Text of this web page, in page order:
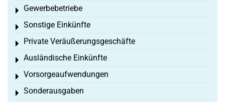
Gewerbebetriebe
Toggle menu
Sonstige Einkünfte
Toggle menu
Private Veräußerungsgeschäfte
Toggle menu
Ausländische Einkünfte
Toggle menu
Vorsorgeaufwendungen
Toggle menu
Sonderausgaben
Toggle menu